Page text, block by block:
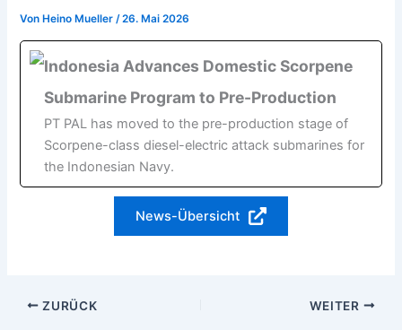
Von Heino Mueller/26. Mai 2026
Indonesia Advances Domestic Scorpene
Submarine Program to Pre-Production
PT PAL has moved to the pre-production stage of
Scorpene-class diesel-electric attack submarines for
the Indonesian Navy.
News-Übersicht
ZURÜCK WEITER